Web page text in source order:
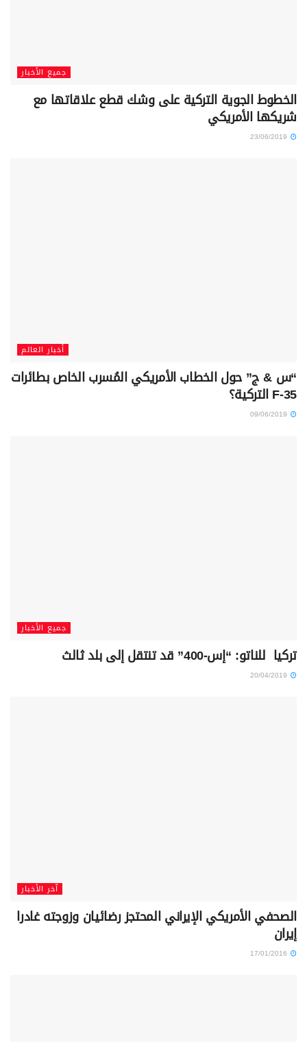
جميع الأخبار
الخطوط الجوية التركية على وشك قطع علاقاتها مع
شريكها الأمريكي
أخبار العالم
“س & ج” حول الخطاب الأمريكي المُسرب الخاص بطائرات
F-35 التركية؟
جميع الأخبار
تركيا للناتو: “إس-400” قد تنتقل إلى بلد ثالث
آخر الأخبار
الصحفي الأمريكي الإيراني المحتجز رضائيان وزوجته غادرا
إيران